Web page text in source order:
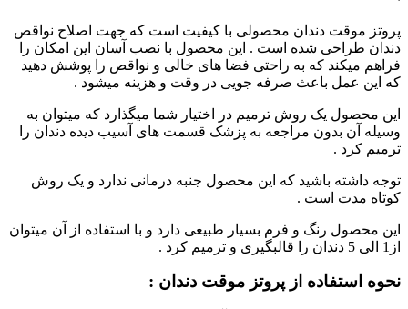
پروتز موقت دندان محصولی با کیفیت است که جهت اصلاح نواقص
دندان طراحی شده است . این محصول با نصب آسان این امکان را
فراهم میکند که به راحتی فضا های خالی و نواقص را پوشش دهید
که این عمل باعث صرفه جویی در وقت و هزینه میشود .
این محصول یک روش ترمیم در اختیار شما میگذارد که میتوان به
وسیله آن بدون مراجعه به پزشک قسمت های آسیب دیده دندان را
ترمیم کرد .
توجه داشته باشید که این محصول جنبه درمانی ندارد و یک روش
کوتاه مدت است .
این محصول رنگ و فرم بسیار طبیعی دارد و با استفاده از آن میتوان
از1 الی 5 دندان را قالبگیری و ترمیم کرد .
نحوه استفاده از پروتز موقت دندان :